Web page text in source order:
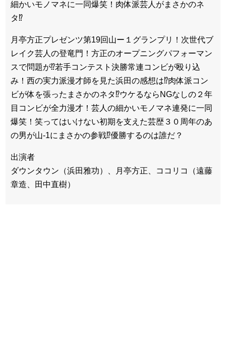
細かいモノマネに一同爆笑！肉体派芸人がまさかのネ
タ⁉
月亭方正プレゼンツ第19回山ー１グランプリ！次世代ブ
レイク芸人の登竜門！方正のオープニングパフォーマン
スで問題が⁉若手コンテスト決勝常連コンビが殴り込
み！西の実力派漫才師を見た浜田の感想は⁉肉体派コン
ビが体を張ったまさかのネタ⁉ウケるならNGなしの２年
目コンビが全力漫才！芸人の細かいモノマネ連発に一同
爆笑！笑ってはいけない初期を支えた芸歴３０周年のあ
の男が山-1にまさかの参戦⁉優勝するのは誰だ？
出演者
ダウンタウン（浜田雅功）、月亭方正、ココリコ（遠藤
章造、田中直樹）